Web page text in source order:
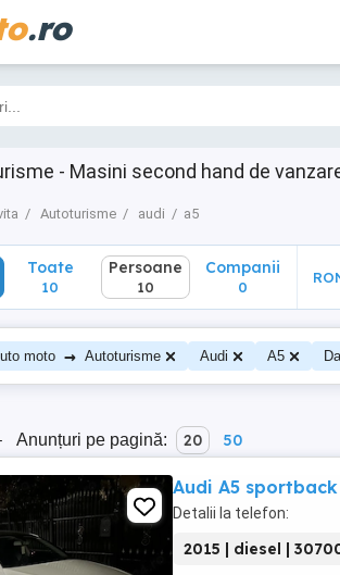
.ro
- Masini second hand de
Autoturisme audi a5
Toate
10
Toate
10
Persoane
10
Companii
0
moto → Autoturisme Audi A5
Anunțuri pe pagină: 20 50
Audi A5
Detalii la telefon:
2015 | diesel |